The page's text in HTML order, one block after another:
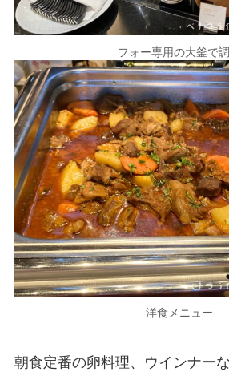
フォー専用の大釜で
洋食メニュー
朝食定番の卵料理、ウインナーな